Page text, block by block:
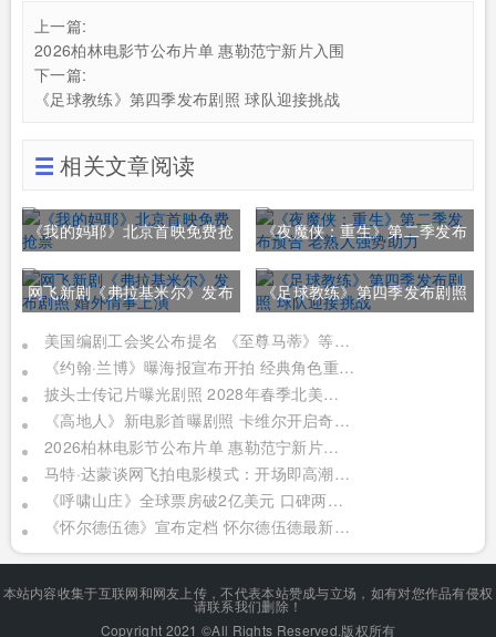
上一篇:
2026柏林电影节公布片单 惠勒范宁新片入围
下一篇:
《足球教练》第四季发布剧照 球队迎接挑战
相关文章阅读
《我的妈耶》北京首映免费抢
票
《夜魔侠：重生》第二季发布
预告 老熟人强势助力
网飞新剧《弗拉基米尔》发布
剧照 婚外情事上演
《足球教练》第四季发布剧照
球队迎接挑战
美国编剧工会奖公布提名 《至尊马蒂》等在列
《约翰·兰博》曝海报宣布开拍 经典角色重塑
披头士传记片曝光剧照 2028年春季北美上映
《高地人》新电影首曝剧照 卡维尔开启奇幻冒险
2026柏林电影节公布片单 惠勒范宁新片入围
马特·达蒙谈网飞拍电影模式：开场即高潮情节
《呼啸山庄》全球票房破2亿美元 口碑两极分化
《怀尔德伍德》宣布定档 怀尔德伍德最新力作
本站内容收集于互联网和网友上传，不代表本站赞成与立场，如有对您作品有侵权
请联系我们删除！
Copyright 2021 ©All Rights Reserved.版权所有